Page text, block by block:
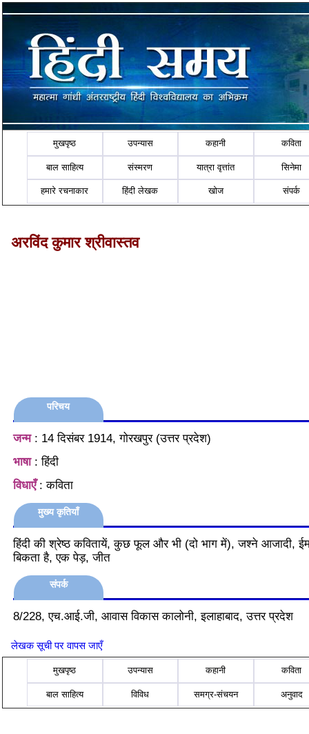
मुखपृष्ठ उपन्यास कहानी कविता
बाल साहित्य संस्मरण यात्रा वृत्तांत सिनेमा
हमारे रचनाकार हिंदी लेखक खोज संपर्क
अरविंद कुमार श्रीवास्तव
परिचय
जन्म: 14 दिसंबर 1914, गोरखपुर (उत्तर प्रदेश)
भाषा: हिंदी
विधाएँ: कविता
मुख्य कृतियाँ
हिंदी की श्रेष्ठ कवितायें, कुछ फूल और भी (दो भाग में), जश्ने आजादी,
बिकता है, एक पेड़, जीत
संपर्क
8/228, एच.आई.जी, आवास विकास कालोनी, इलाहाबाद, उत्तर प्रदेश
लेखक सूची पर वापस जाएँ
मुखपृष्ठ उपन्यास कहानी कविता
बाल साहित्य विविध समग्र-संचयन अनुवाद